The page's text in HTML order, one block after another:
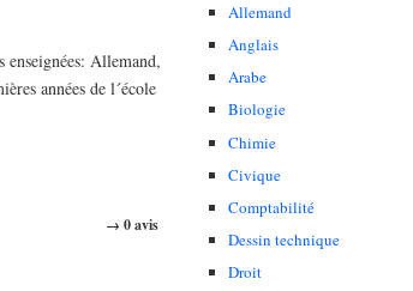
Allemand,
années de l´école
→ 0 avis
Allemand
Anglais
Arabe
Biologie
Chimie
Civique
Comptabilité
Dessin technique
Droit